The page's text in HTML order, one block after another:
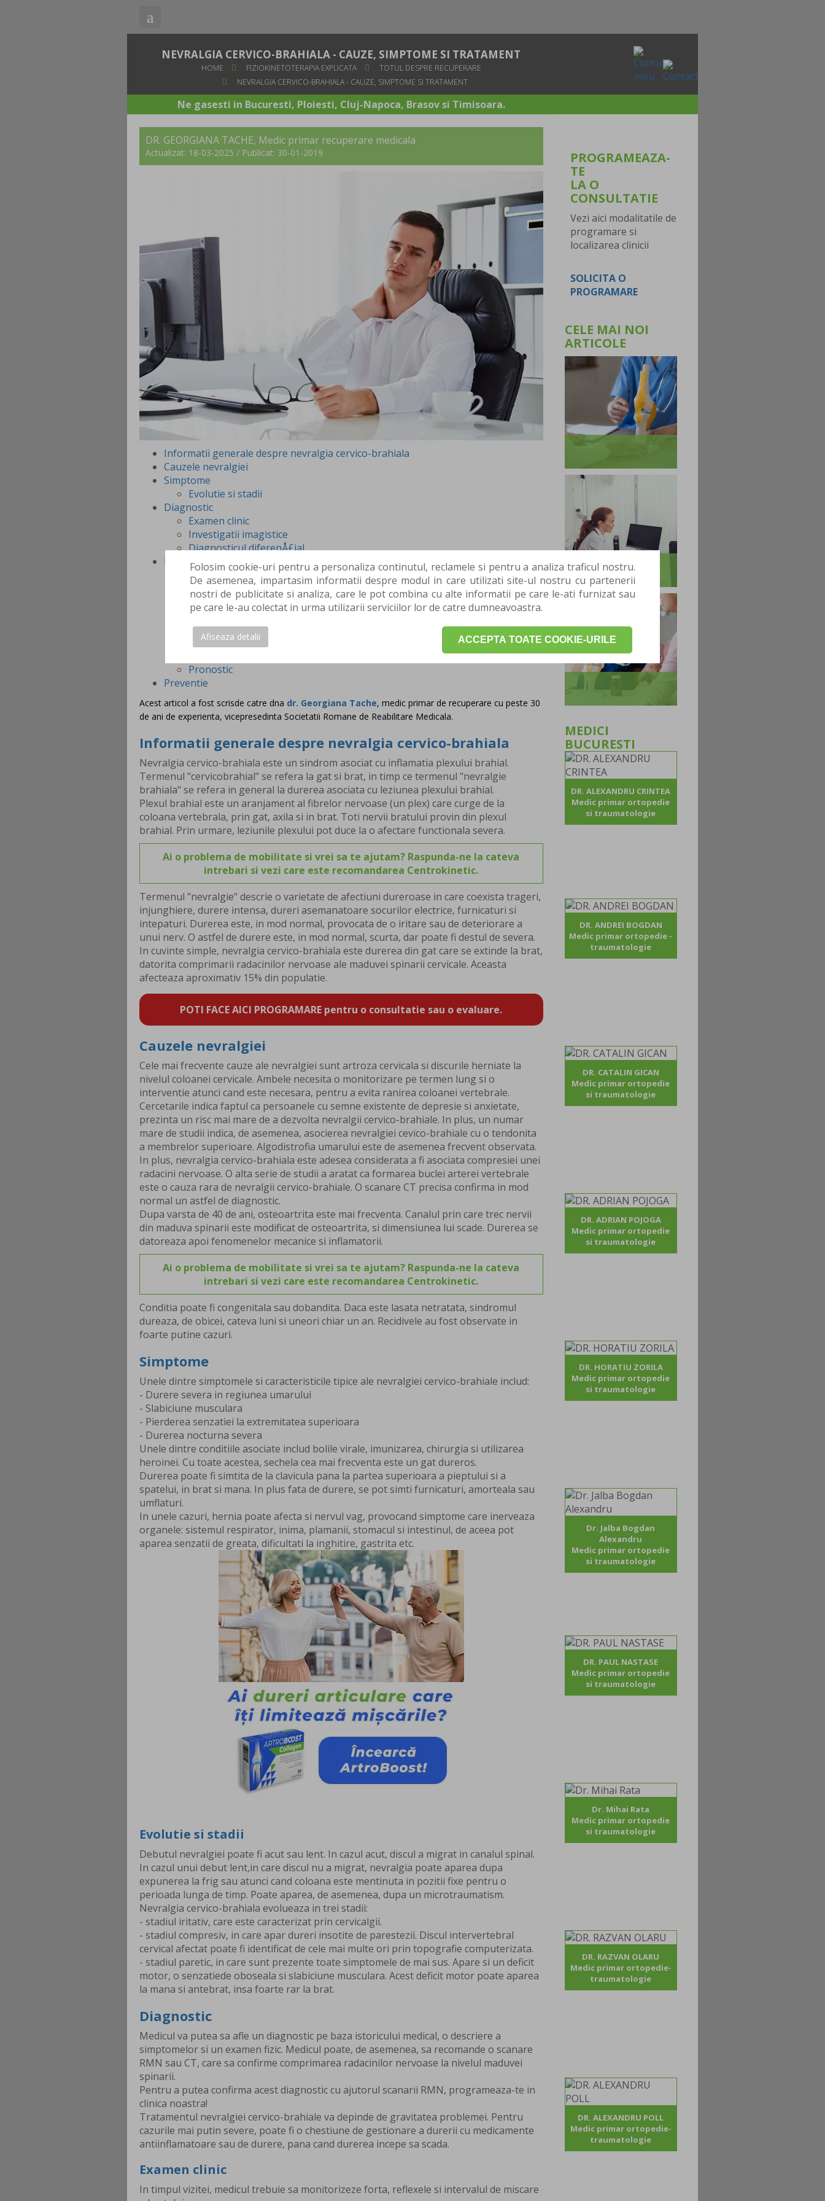
Folosim cookie-uri pentru a personaliza continutul, reclamele si pentru a analiza traficul nostru.
De asemenea, impartasim informatii despre modul in care utilizati site-ul nostru cu partenerii
nostri de publicitate si analiza, care le pot combina cu alte informatii pe care le-ati furnizat sau
pe care le-au colectat in urma utilizarii serviciilor lor de catre dumneavoastra.
ACCEPTA TOATE COOKIE-URILE
Afiseaza detalii
NEVRALGIA CERVICO-BRAHIALA - CAUZE, SIMPTOME SI TRATAMENT
HOME FIZIOKINETOTERAPIA EXPLICATA
TOTUL DESPRE RECUPERARE
NEVRALGIA CERVICO-BRAHIALA - CAUZE, SIMPTOME SI TRATAMENT
Ne gasesti in Bucuresti, Ploiesti, Cluj-Napoca, Brasov si Timisoara.
DR. GEORGIANA TACHE, Medic primar recuperare medicala
Actualizat: 18-03-2025 / Publicat: 30-01-2019
Informatii generale despre nevralgia cervico-brahiala
Cauzele nevralgiei
Simptome
Evolutie si stadii
Diagnostic
Examen clinic
Investigatii imagistice
Diagnosticul diferenÅ£ial
Metode de tratament
Tratament medicamentos
Tratament complementar
Kinetoterapie
Masaj
Electroterapia
Hidrotermoterapia generala
Pronostic
Preventie
Acest articol a fost scrisde catre dna dr. Georgiana Tache, medic primar de recuperare cu peste 30
de ani de experienta, vicepresedinta Societatii Romane de Reabilitare Medicala.
Informatii generale despre nevralgia cervico-brahiala
Nevralgia cervico-brahiala este un sindrom asociat cu inflamatia plexului brahial.
Termenul "cervicobrahial" se refera la gat si brat, in timp ce termenul "nevralgie
brahiala" se refera in general la durerea asociata cu leziunea plexului brahial.
Plexul brahial este un aranjament al fibrelor nervoase (un plex) care curge de la
coloana vertebrala, prin gat, axila si in brat. Toti nervii bratului provin din plexul
brahial. Prin urmare, leziunile plexului pot duce la o afectare functionala severa.
Ai o problema de mobilitate si vrei sa te ajutam? Raspunda-ne la cateva
intrebari si vezi care este recomandarea Centrokinetic.
Termenul "nevralgie" descrie o varietate de afectiuni dureroase in care coexista trageri,
injunghiere, durere intensa, dureri asemanatoare socurilor electrice, furnicaturi si
intepaturi. Durerea este, in mod normal, provocata de o iritare sau de deteriorare a
unui nerv. O astfel de durere este, in mod normal, scurta, dar poate fi destul de severa.
In cuvinte simple, nevralgia cervico-brahiala este durerea din gat care se extinde la brat,
datorita comprimarii radacinilor nervoase ale maduvei spinarii cervicale. Aceasta
afecteaza aproximativ 15% din populatie.
POTI FACE AICI PROGRAMARE pentru o consultatie sau o evaluare.
Cauzele nevralgiei
Cele mai frecvente cauze ale nevralgiei sunt artroza cervicala si discurile herniate la
nivelul coloanei cervicale. Ambele necesita o monitorizare pe termen lung si o
interventie atunci cand este necesara, pentru a evita ranirea coloanei vertebrale.
Cercetarile indica faptul ca persoanele cu semne existente de depresie si anxietate,
prezinta un risc mai mare de a dezvolta nevralgii cervico-brahiale. In plus, un numar
mare de studii indica, de asemenea, asocierea nevralgiei cevico-brahiale cu o tendonita
a membrelor superioare. Algodistrofia umarului este de asemenea frecvent observata.
In plus, nevralgia cervico-brahiala este adesea considerata a fi asociata compresiei unei
radacini nervoase. O alta serie de studii a aratat ca formarea buclei arterei vertebrale
este o cauza rara de nevralgii cervico-brahiale. O scanare CT precisa confirma in mod
normal un astfel de diagnostic.
Dupa varsta de 40 de ani, osteoartrita este mai frecventa. Canalul prin care trec nervii
din maduva spinarii este modificat de osteoartrita, si dimensiunea lui scade. Durerea se
datoreaza apoi fenomenelor mecanice si inflamatorii.
Ai o problema de mobilitate si vrei sa te ajutam? Raspunda-ne la cateva
intrebari si vezi care este recomandarea Centrokinetic.
Conditia poate fi congenitala sau dobandita. Daca este lasata netratata, sindromul
dureaza, de obicei, cateva luni si uneori chiar un an. Recidivele au fost observate in
foarte putine cazuri.
Simptome
Unele dintre simptomele si caracteristicile tipice ale nevralgiei cervico-brahiale includ:
- Durere severa in regiunea umarului
- Slabiciune musculara
- Pierderea senzatiei la extremitatea superioara
- Durerea nocturna severa
Unele dintre conditiile asociate includ bolile virale, imunizarea, chirurgia si utilizarea
heroinei. Cu toate acestea, sechela cea mai frecventa este un gat dureros.
Durerea poate fi simtita de la clavicula pana la partea superioara a pieptului si a
spatelui, in brat si mana. In plus fata de durere, se pot simti furnicaturi, amorteala sau
umflaturi.
In unele cazuri, hernia poate afecta si nervul vag, provocand simptome care inerveaza
organele: sistemul respirator, inima, plamanii, stomacul si intestinul, de aceea pot
aparea senzatii de greata, dificultati la inghitire, gastrita etc.
Evolutie si stadii
Debutul nevralgiei poate fi acut sau lent. In cazul acut, discul a migrat in canalul spinal.
In cazul unui debut lent,in care discul nu a migrat, nevralgia poate aparea dupa
expunerea la frig sau atunci cand coloana este mentinuta in pozitii fixe pentru o
perioada lunga de timp. Poate aparea, de asemenea, dupa un microtraumatism.
Nevralgia cervico-brahiala evolueaza in trei stadii:
- stadiul iritativ, care este caracterizat prin cervicalgii.
- stadiul compresiv, in care apar dureri insotite de parestezii. Discul intervertebral
cervical afectat poate fi identificat de cele mai multe ori prin topografie computerizata.
- stadiul paretic, in care sunt prezente toate simptomele de mai sus. Apare si un deficit
motor, o senzatiede oboseala si slabiciune musculara. Acest deficit motor poate aparea
la mana si antebrat, insa foarte rar la brat.
Diagnostic
Medicul va putea sa afle un diagnostic pe baza istoricului medical, o descriere a
simptomelor si un examen fizic. Medicul poate, de asemenea, sa recomande o scanare
RMN sau CT, care sa confirme comprimarea radacinilor nervoase la nivelul maduvei
spinarii.
Pentru a putea confirma acest diagnostic cu ajutorul scanarii RMN, programeaza-te in
clinica noastra!
Tratamentul nevralgiei cervico-brahiale va depinde de gravitatea problemei. Pentru
cazurile mai putin severe, poate fi o chestiune de gestionare a durerii cu medicamente
antiinflamatoare sau de durere, pana cand durerea incepe sa scada.
Examen clinic
In timpul vizitei, medicul trebuie sa monitorizeze forta, reflexele si intervalul de miscare
PROGRAMEAZA-
TE
LA O
CONSULTATIE
Vezi aici modalitatile de
programare si
localizarea clinicii
SOLICITA O
PROGRAMARE
CELE MAI NOI
ARTICOLE
MEDICI
BUCURESTI
DR. ALEXANDRU CRINTEA
Medic primar ortopedie
si traumatologie
DR. ANDREI BOGDAN
Medic primar ortopedie -
traumatologie
DR. CATALIN GICAN
Medic primar ortopedie
si traumatologie
DR. ADRIAN POJOGA
Medic primar ortopedie
si traumatologie
DR. HORATIU ZORILA
Medic primar ortopedie
si traumatologie
Dr. Jalba Bogdan
Alexandru
Medic primar ortopedie
si traumatologie
DR. PAUL NASTASE
Medic primar ortopedie
si traumatologie
Dr. Mihai Rata
Medic primar ortopedie
si traumatologie
DR. RAZVAN OLARU
Medic primar ortopedie-
traumatologie
DR. ALEXANDRU POLL
Medic primar ortopedie-
traumatologie